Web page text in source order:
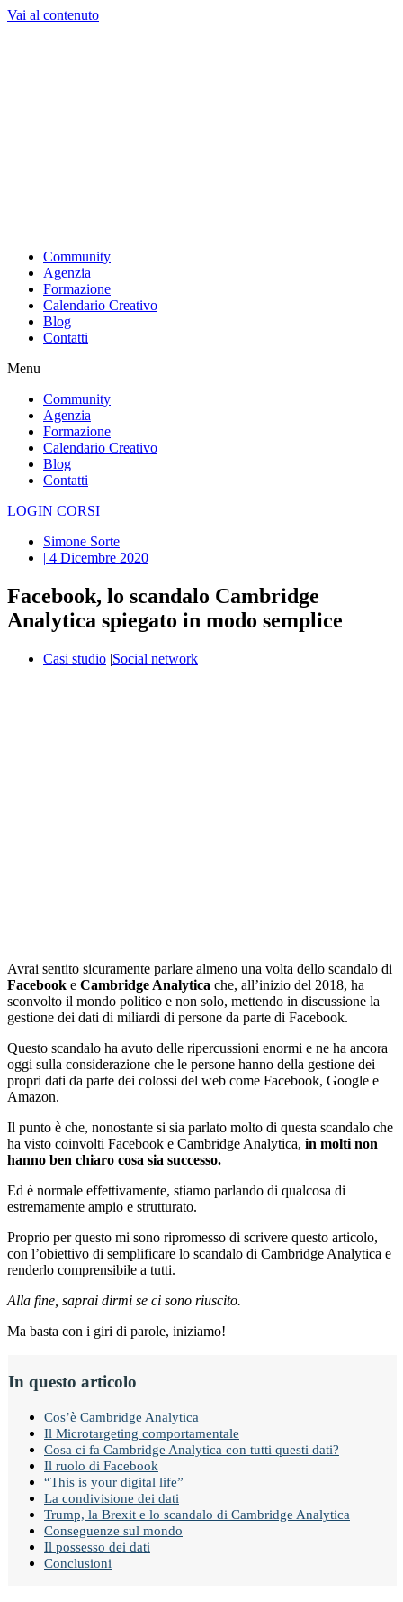
Vai al contenuto
Community
Agenzia
Formazione
Calendario Creativo
Blog
Contatti
Menu
Community
Agenzia
Formazione
Calendario Creativo
Blog
Contatti
LOGIN CORSI
Simone Sorte
| 4 Dicembre 2020
Facebook, lo scandalo Cambridge
Analytica spiegato in modo semplice
Casi studio |Social network
Avrai sentito sicuramente parlare almeno una volta dello scandalo di
Facebook e Cambridge Analytica che, all’inizio del 2018, ha
sconvolto il mondo politico e non solo, mettendo in discussione la
gestione dei dati di miliardi di persone da parte di Facebook.
Questo scandalo ha avuto delle ripercussioni enormi e ne ha ancora
oggi sulla considerazione che le persone hanno della gestione dei
propri dati da parte dei colossi del web come Facebook, Google e
Amazon.
Il punto è che, nonostante si sia parlato molto di questa scandalo che
ha visto coinvolti Facebook e Cambridge Analytica, in molti non
hanno ben chiaro cosa sia successo.
Ed è normale effettivamente, stiamo parlando di qualcosa di
estremamente ampio e strutturato.
Proprio per questo mi sono ripromesso di scrivere questo articolo,
con l’obiettivo di semplificare lo scandalo di Cambridge Analytica e
renderlo comprensibile a tutti.
Alla fine, saprai dirmi se ci sono riuscito.
Ma basta con i giri di parole, iniziamo!
In questo articolo
Cos’è Cambridge Analytica
Il Microtargeting comportamentale
Cosa ci fa Cambridge Analytica con tutti questi dati?
Il ruolo di Facebook
“This is your digital life”
La condivisione dei dati
Trump, la Brexit e lo scandalo di Cambridge Analytica
Conseguenze sul mondo
Il possesso dei dati
Conclusioni